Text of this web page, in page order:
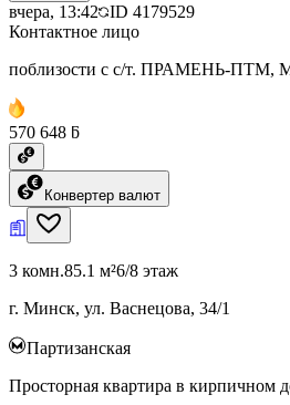
вчера, 13:42 ID 4179529
Контактное лицо
поблизости с с/т. ПРАМЕНЬ-ПТМ,
570 648 ƃ
Конвертер валют
3 комн.85.1 м²6/8 этаж
г. Минск, ул. Васнецова, 34/1
Партизанская
Просторная квартира в кирпичном